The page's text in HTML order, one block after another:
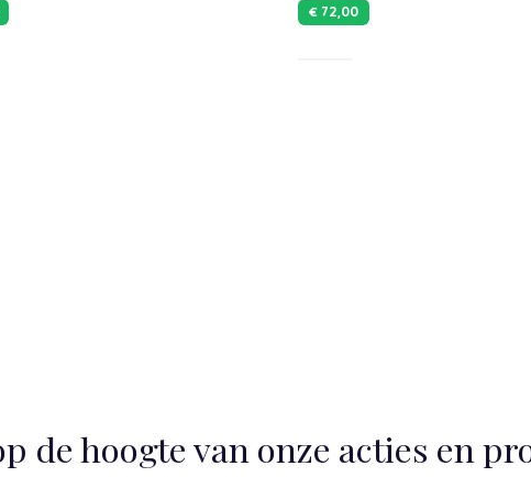
€ 72,00
de hoogte van onze acties en